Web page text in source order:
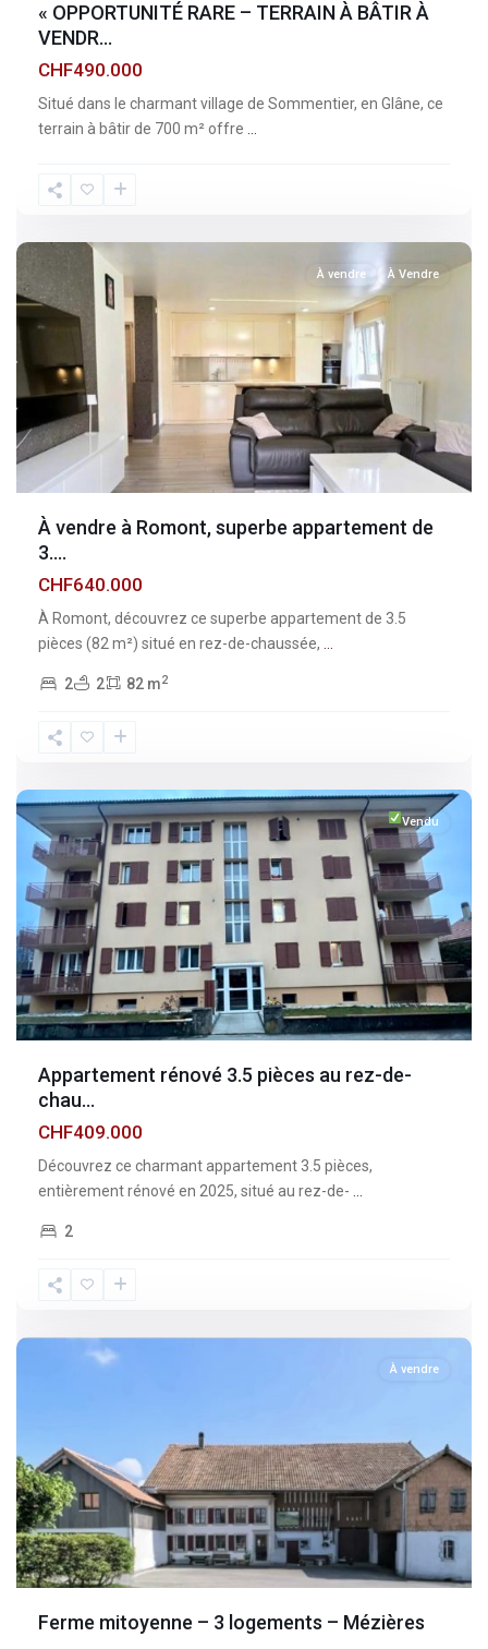
« OPPORTUNITÉ RARE – TERRAIN À BÂTIR À
VENDR...
CHF490.000
Situé dans le charmant village de Sommentier, en Glâne, ce
terrain à bâtir de 700 m² offre
Fribourg
À vendre À Vendre
À vendre à Romont, superbe appartement de
3....
CHF640.000
À Romont, découvrez ce superbe appartement de 3.5
pièces (82 m²) situé en rez-de-chaussée,
2 2 82 m2
Fribourg
Vendu
Appartement rénové 3.5 pièces au rez-de-
chau...
CHF409.000
Découvrez ce charmant appartement 3.5 pièces,
entièrement rénové en 2025, situé au rez-de-
2
Fribourg
À vendre
Ferme mitoyenne – 3 logements – Mézières